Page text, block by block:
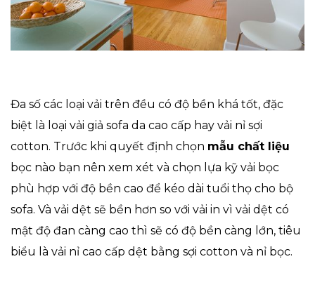
Đa số các loại vải trên đều có độ bền khá tốt, đặc
biệt là loại vải giả sofa da cao cấp hay vải nỉ sợi
cotton. Trước khi quyết định chọn mẫu chất liệu
bọc nào bạn nên xem xét và chọn lựa kỹ vải bọc
phù hợp với độ bền cao để kéo dài tuổi thọ cho bộ
sofa. Và vải dệt sẽ bền hơn so với vải in vì vải dệt có
mật độ đan càng cao thì sẽ có độ bền càng lớn, tiêu
biểu là vải nỉ cao cấp dệt bằng sợi cotton và nỉ bọc.